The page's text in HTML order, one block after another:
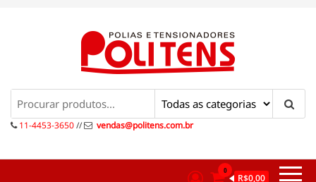
Politens Polias e tensionadores
11-4453-3650// vendas@politens.com.br
0
R$0,00